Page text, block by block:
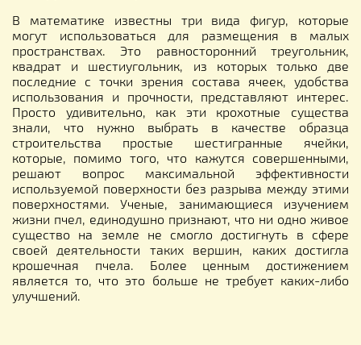
В математике известны три вида фигур, которые
могут использоваться для размещения в малых
пространствах. Это равносторонний треугольник,
квадрат и шестиугольник, из которых только две
последние с точки зрения состава ячеек, удобства
использования и прочности, представляют интерес.
Просто удивительно, как эти крохотные существа
знали, что нужно выбрать в качестве образца
строительства простые шестигранные ячейки,
которые, помимо того, что кажутся совершенными,
решают вопрос максимальной эффективности
используемой поверхности без разрыва между этими
поверхностями. Ученые, занимающиеся изучением
жизни пчел, единодушно признают, что ни одно живое
существо на земле не смогло достигнуть в сфере
своей деятельности таких вершин, каких достигла
крошечная пчела. Более ценным достижением
является то, что это больше не требует каких-либо
улучшений.